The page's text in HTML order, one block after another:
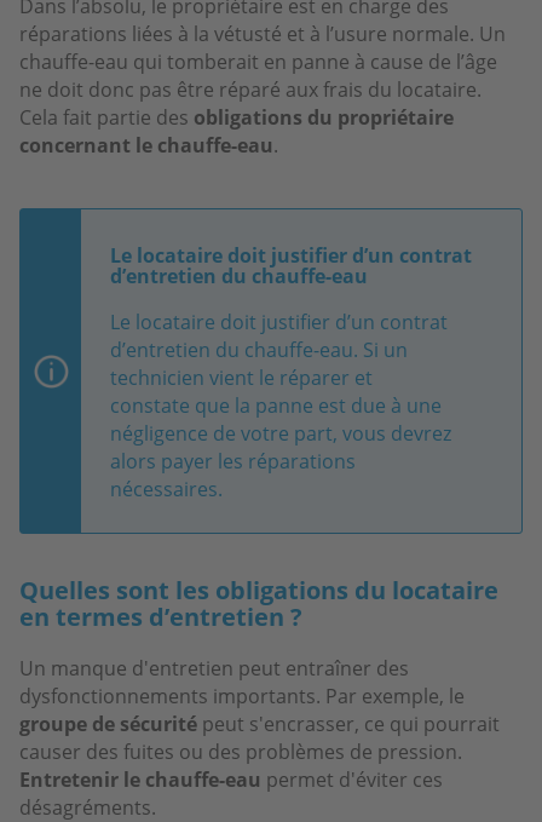
Dans l’absolu, le propriétaire est en charge des
réparations liées à la vétusté et à l’usure normale. Un
chauffe-eau qui tomberait en panne à cause de l’âge
ne doit donc pas être réparé aux frais du locataire.
Cela fait partie des obligations du propriétaire
concernant le chauffe-eau.
Le locataire doit justifier d’un contrat
d’entretien du chauffe-eau
Le locataire doit justifier d’un contrat
d’entretien du chauffe-eau. Si un
technicien vient le réparer et
constate que la panne est due à une
négligence de votre part, vous devrez
alors payer les réparations
nécessaires.
Quelles sont les obligations du locataire
en termes d’entretien ?
Un manque d'entretien peut entraîner des
dysfonctionnements importants. Par exemple, le
groupe de sécurité peut s'encrasser, ce qui pourrait
causer des fuites ou des problèmes de pression.
Entretenir le chauffe-eau permet d'éviter ces
désagréments.